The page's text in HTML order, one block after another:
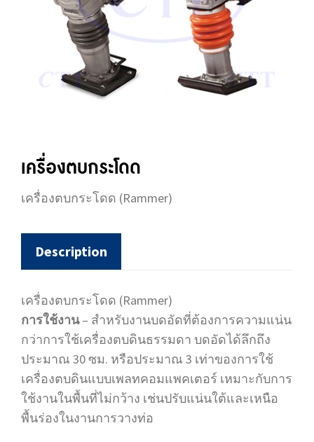
เครื่องตบกระโดด
เครื่องตบกระโดด (Rammer)
Description
เครื่องตบกระโดด (Rammer)
การใช้งาน– สำหรับงานบดอัดที่ต้องการความแน่น
กว่าการใช้เครื่องตบดินธรรมดา บดอัดได้ลึกถึง
ประมาณ 30 ซม. หรือประมาณ 3 เท่าของการใช้
เครื่องตบดินแบบเพลทคอมแพคเตอร์ เหมาะกับการ
ใช้งานในพื้นที่ไม่กว้าง เช่นปรับแน่นใต้และเหนือ
พื้นร่องในงานการวางท่อ